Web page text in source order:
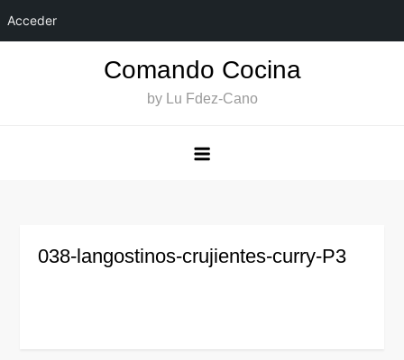
Acceder
Comando Cocina
by Lu Fdez-Cano
038-langostinos-crujientes-curry-P3